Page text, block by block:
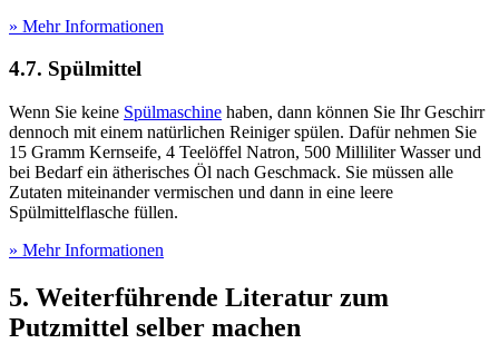
» Mehr Informationen
4.7. Spülmittel
Wenn Sie keine Spülmaschine haben, dann können Sie Ihr Geschirr
dennoch mit einem natürlichen Reiniger spülen. Dafür nehmen Sie
15 Gramm Kernseife, 4 Teelöffel Natron, 500 Milliliter Wasser und
bei Bedarf ein ätherisches Öl nach Geschmack. Sie müssen alle
Zutaten miteinander vermischen und dann in eine leere
Spülmittelflasche füllen.
» Mehr Informationen
5. Weiterführende Literatur zum
Putzmittel selber machen